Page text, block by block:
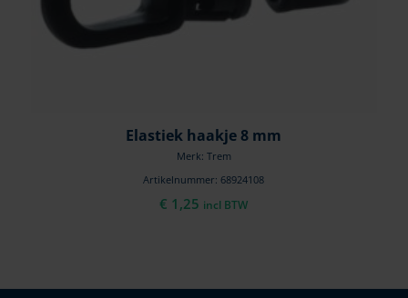
Elastiek haakje 8 mm
Merk: Trem
Artikelnummer: 68924108
€ 1,25 incl BTW